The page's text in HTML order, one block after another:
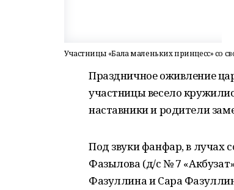
Участницы «Бала маленьких принцесс» со
Праздничное оживление
участницы весело
наставники и родители
Под звуки фанфар, в лучах
Фазылова (д/с № 7
Фазуллина и Сара